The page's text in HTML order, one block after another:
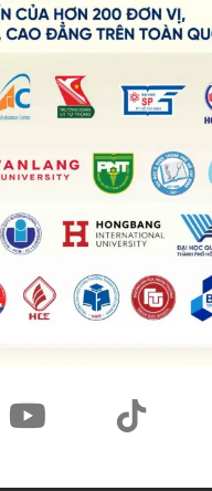
kinh nghiệm trong
chuyên sâu uy tín
sĩ chuyên ngành giảng